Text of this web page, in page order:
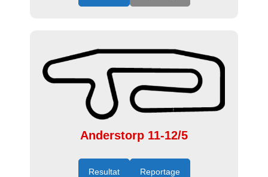
Anderstorp 11-12/5
Resultat Reportage